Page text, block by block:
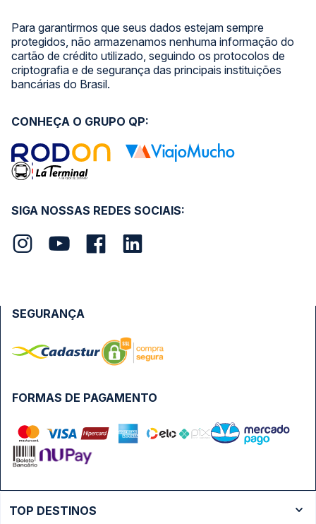
Para garantirmos que seus dados estejam sempre
protegidos, não armazenamos nenhuma informação do
cartão de crédito utilizado, seguindo os protocolos de
criptografia e de segurança das principais instituições
bancárias do Brasil.
SIGA NOSSAS REDES SOCIAIS:
CONHEÇA O GRUPO QP:
FORMAS DE PAGAMENTO
SEGURANÇA
TOP DESTINOS